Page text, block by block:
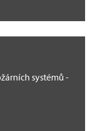
systémů -